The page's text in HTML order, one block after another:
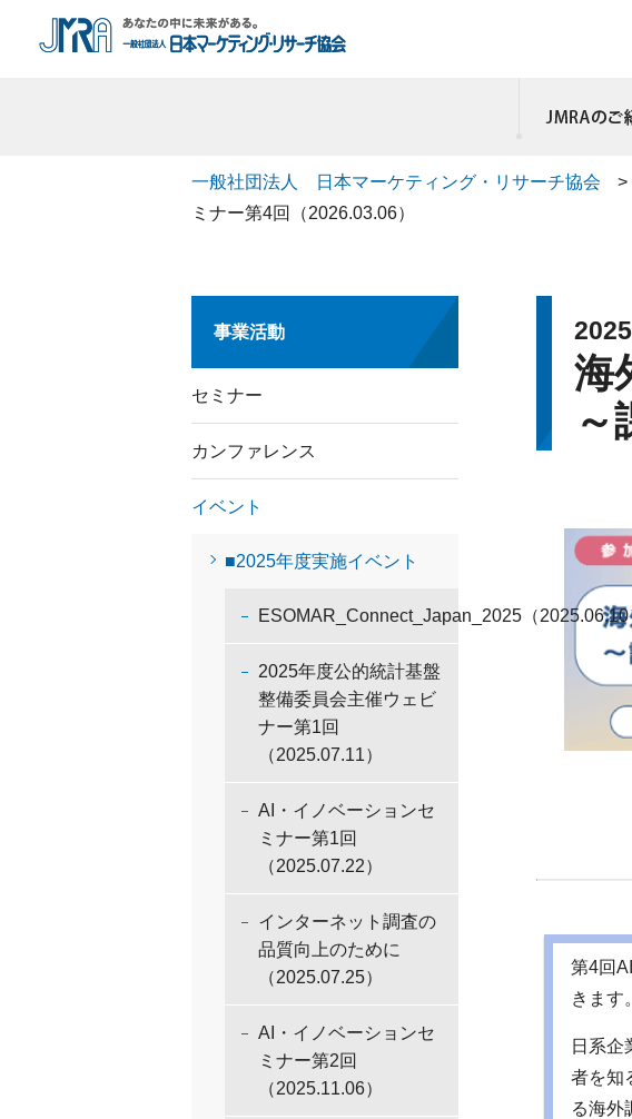
一般社団法人 日本マーケティング・リサーチ協会 >
ミナー第4回（2026.03.06）
海
～
第4回
きます。
日系企
者を知
る海外
事業活動
セミナー
カンファレンス
イベント
■2025年度実施イベント
ESOMAR_Connect_Japan_2025（2025.06.10
2025年度公的統計基盤
整備委員会主催ウェビ
ナー第1回
（2025.07.11）
AI・イノベーションセ
ミナー第1回
（2025.07.22）
インターネット調査の
品質向上のために
（2025.07.25）
AI・イノベーションセ
ミナー第2回
（2025.11.06）